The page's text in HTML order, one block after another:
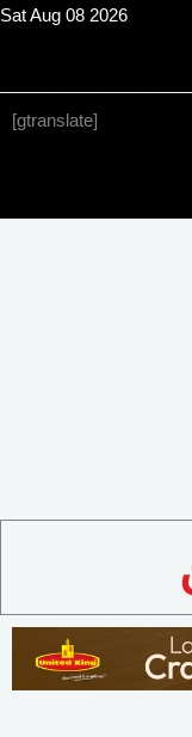
Skip
Sat Aug 08 2026
[gtranslate]